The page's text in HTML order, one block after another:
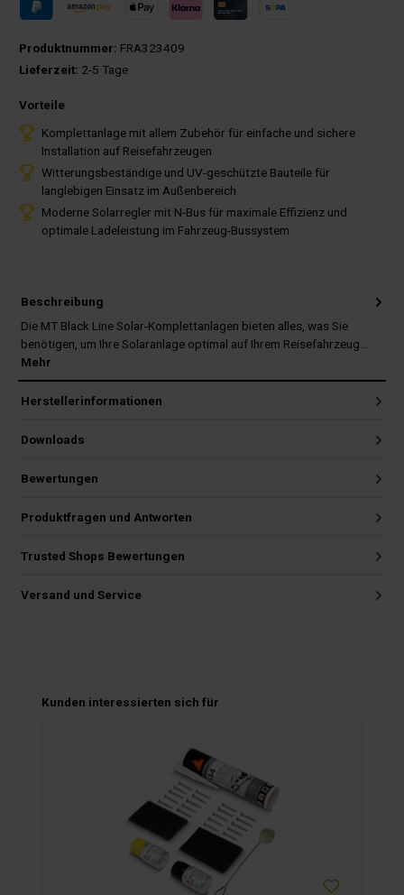
Produktnummer: FRA323409
Lieferzeit: 2-5 Tage
Vorteile
Komplettanlage mit allem Zubehör für einfache und sichere
Installation auf Reisefahrzeugen
Witterungsbeständige und UV-geschützte Bauteile für
langlebigen Einsatz im Außenbereich
Moderne Solarregler mit N-Bus für maximale Effizienz und
optimale Ladeleistung im Fahrzeug-Bussystem
Beschreibung
Die MT Black Line Solar-Komplettanlagen bieten alles, was Sie
benötigen, um Ihre Solaranlage optimal auf Ihrem Reisefahrzeug…
Mehr
Herstellerinformationen
Downloads
Bewertungen
Produktfragen und Antworten
Trusted Shops Bewertungen
Versand und Service
Produktgalerie überspringen
Kunden interessierten sich für